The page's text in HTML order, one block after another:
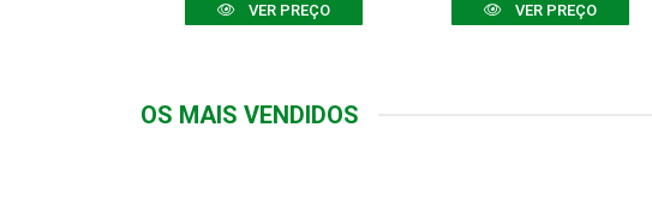
VER PREÇO VER PREÇO
OS MAIS VENDIDOS